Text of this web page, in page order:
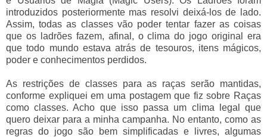
introduzidos posteriormente mas resolvi deixá-los de lado.
Assim, todas as classes vão poder tentar fazer as coisas
que os ladrões fazem, afinal, o clima do jogo original era
que todo mundo estava atrás de tesouros, itens mágicos,
poder e conhecimentos perdidos.
As restrições de classes para as raças serão mantidas,
conforme expliquei em uma postagem que fiz sobre Raças
como classes. Acho que isso passa um clima legal que
quero deixar para a minha campanha. No entanto, como as
regras do jogo são bem simplificadas e livres, algumas